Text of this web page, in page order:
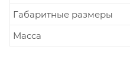
Габаритные размеры
Масса